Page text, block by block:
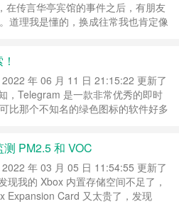
。 既然如此，那作为一名有……继
在传言华亭宾馆的事件之后，有朋友
道理我是懂的，换成往常我也肯定像
然人走不了，但是总还是可以做一
着我的 “没有好下场” 理论，我去天
多速冻水饺、手抓饼、水果零……
年 06 月 11 日 21:15:22 更新了
，Telegram 是一款非常优秀的即时
比那个不知名的绿色图标的软件好多
这么棒，但是对于中国用户
的一个缺点就是搜索。这一点对不是
用户来说……继续阅读 »
PM2.5 和 VOC
年 03 月 05 日 11:54:55 更新了
现我的 Xbox 内置存储空间不足了，
Expansion Card 又太贵了，发现